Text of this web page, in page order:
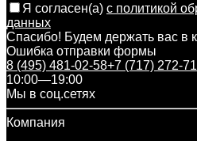
Я согласен(a) с политикой
данных
Спасибо! Будем держать вас в
Ошибка отправки формы
8 (495) 481-02-58+7 (717) 272-
10:00—19:00
Мы в соц.сетях
Компания